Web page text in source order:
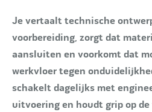
Je vertaalt technische
voorbereiding, zorgt dat
aansluiten en voorkomt dat
werkvloer tegen
schakelt dagelijks met
uitvoering en houdt grip op de